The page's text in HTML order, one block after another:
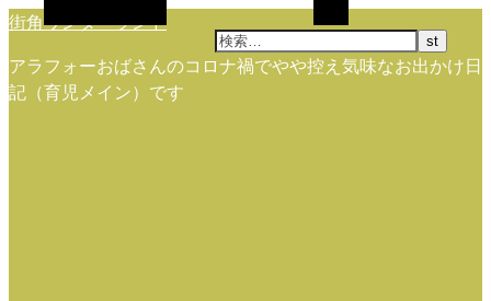
街角ワンダーランド
アラフォーおばさんのコロナ禍でやや控え気味なお出かけ日
記（育児メイン）です